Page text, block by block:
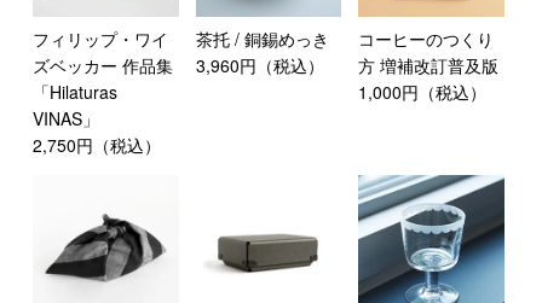
フィリップ・ワイ
ズベッカー 作品集
「Hilaturas
VINAS」
2,750円（税込）
茶托 / 銅錫めっき
3,960円（税込）
コーヒーのつくり
方 増補改訂普及版
1,000円（税込）